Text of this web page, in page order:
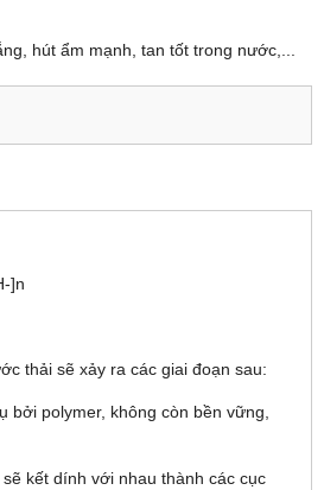
hút ẩm mạnh, tan tốt trong nước,...
]n
thải sẽ xảy ra các giai đoạn sau:
bởi polymer, không còn bền vững,
kết dính với nhau thành các cục